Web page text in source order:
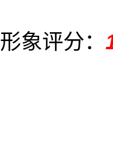
形象评分：